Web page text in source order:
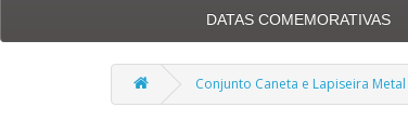
DATAS COMEMORATIVAS
Conjunto Caneta e Lapiseira Metal